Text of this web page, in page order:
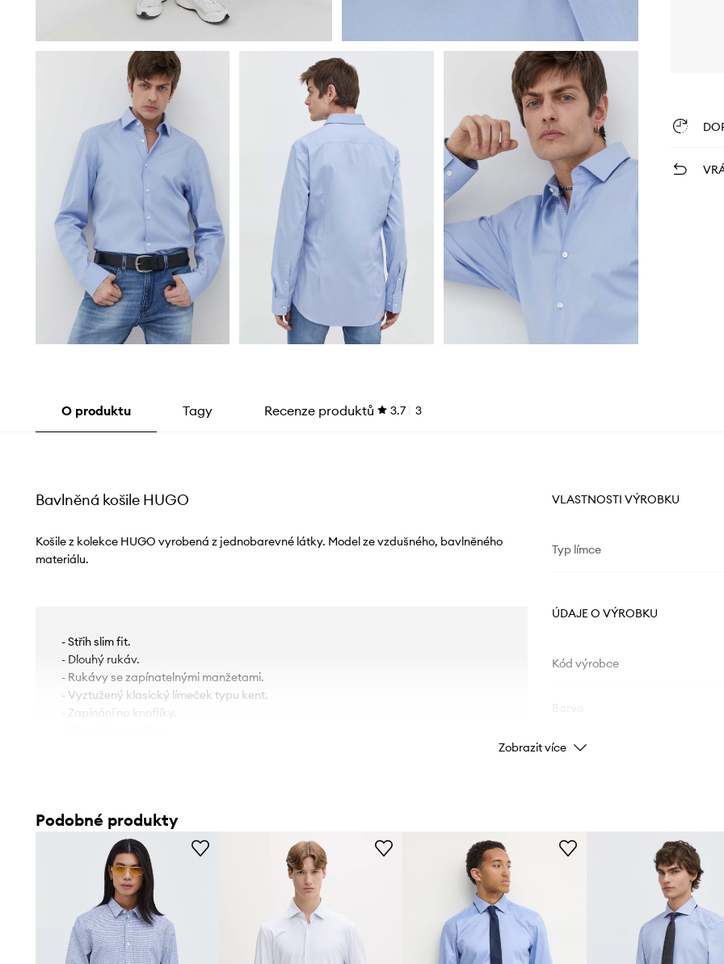
O produktu Tagy Recenze produktů 3.7 3
Bavlněná košile HUGO
Košile z kolekce HUGO vyrobená z jednobarevné látky. Model ze vzdušného, ​​bavlněného
materiálu.
- Střih slim fit.
- Dlouhý rukáv.
- Rukávy se zapínatelnými manžetami.
- Vyztužený klasický límeček typu kent.
- Zapínání na knoflíky.
- Rozměry pro velikost: 41.
VLASTNOSTI VÝROBKU
Typ límce
ÚDAJE O VÝROBKU
Kód výrobce
Značka
ID produktu
Zobrazit více
Podobné produkty